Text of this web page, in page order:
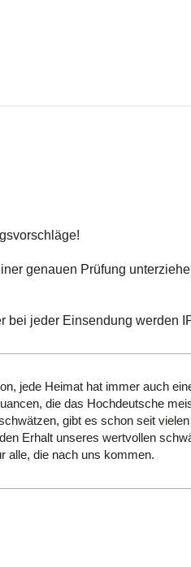
genauen Prüfung
bei jeder Einsendung werden
jede Heimat hat immer auch
die das Hochdeutsche
gibt es schon seit
Erhalt unseres wertvollen
alle, die nach uns kommen.